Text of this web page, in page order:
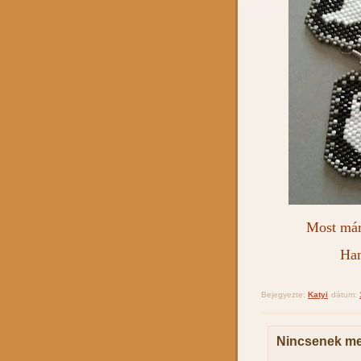
Most
Bejegyezte: Katyi dátum:
Nincsenek